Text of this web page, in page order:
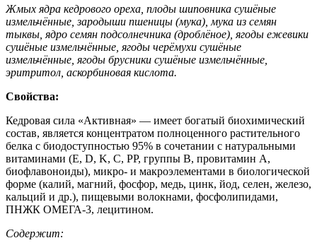
Жмых ядра кедрового ореха, плоды шиповника сушёные
измельчённые, зародыши пшеницы (мука), мука из семян
тыквы, ядро семян подсолнечника (дроблёное), ягоды ежевики
сушёные измельчённые, ягоды черёмухи сушёные
измельчённые, ягоды брусники сушёные измельчённые,
эритритол, аскорбиновая кислота.
Свойства:
Кедровая сила «Активная» — имеет богатый биохимический
состав, является концентратом полноценного растительного
белка с биодоступностью 95% в сочетании с натуральными
витаминами (E, D, K, C, PP, группы В, провитамин А,
биофлавоноиды), микро- и макроэлементами в биологической
форме (калий, магний, фосфор, медь, цинк, йод, селен, железо,
кальций и др.), пищевыми волокнами, фосфолипидами,
ПНЖК ОМЕГА-3, лецитином.
Содержит: